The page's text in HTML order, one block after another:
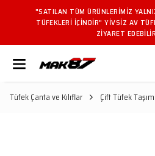
"SATILAN TÜM ÜRÜNLERIMIZ
TÜFEKLERI IÇINDIR" YIVSIZ AV
ZIYARET
Tüfek Çanta ve Kılıflar Çift Tüfek